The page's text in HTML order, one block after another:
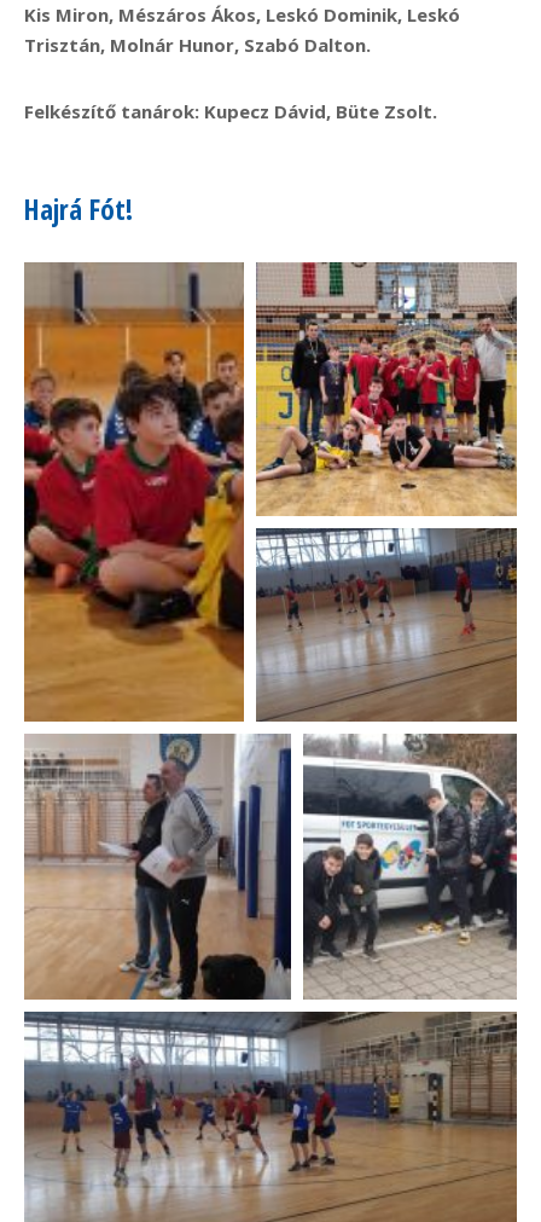
Kis Miron, Mészáros Ákos, Leskó Dominik, Leskó
Trisztán, Molnár Hunor, Szabó Dalton.
Felkészítő tanárok: Kupecz Dávid, Büte Zsolt.
Hajrá Fót!